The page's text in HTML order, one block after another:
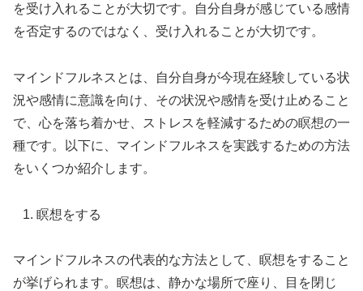
を受け入れることが大切です。自分自身が感じている感情
を否定するのではなく、受け入れることが大切です。
マインドフルネスとは、自分自身が今現在経験している状
況や感情に意識を向け、その状況や感情を受け止めること
で、心を落ち着かせ、ストレスを軽減するための瞑想の一
種です。以下に、マインドフルネスを実践するための方法
をいくつか紹介します。
瞑想をする
マインドフルネスの代表的な方法として、瞑想をすること
が挙げられます。瞑想は、静かな場所で座り、目を閉じ